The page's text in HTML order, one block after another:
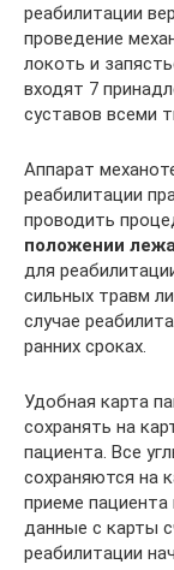
реабилитации
проведение
локоть и
входят 7
суставов всеми
Аппарат
реабилитации
проводить
положении
для
сильных травм
случае
ранних сроках.
Удобная карта
сохранять на
пациента. Все
сохраняются на
приеме пациента
данные с карты
реабилитации